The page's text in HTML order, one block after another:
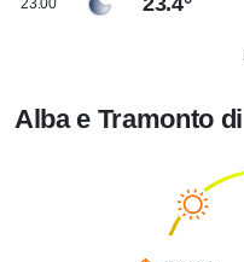
23.00
Alba e Tramonto di